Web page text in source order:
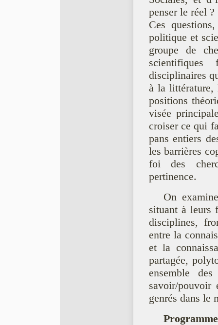
penser le réel ?
Ces
politique et
groupe de
scientifiques
disciplinaires
à la littérature,
positions
visée
croiser ce qui
pans entiers
les barrières
foi des
pertinence.
On
situant à leurs
disciplines,
entre la
et la
partagée,
ensemble
savoir/pouvoir
genrés dans le